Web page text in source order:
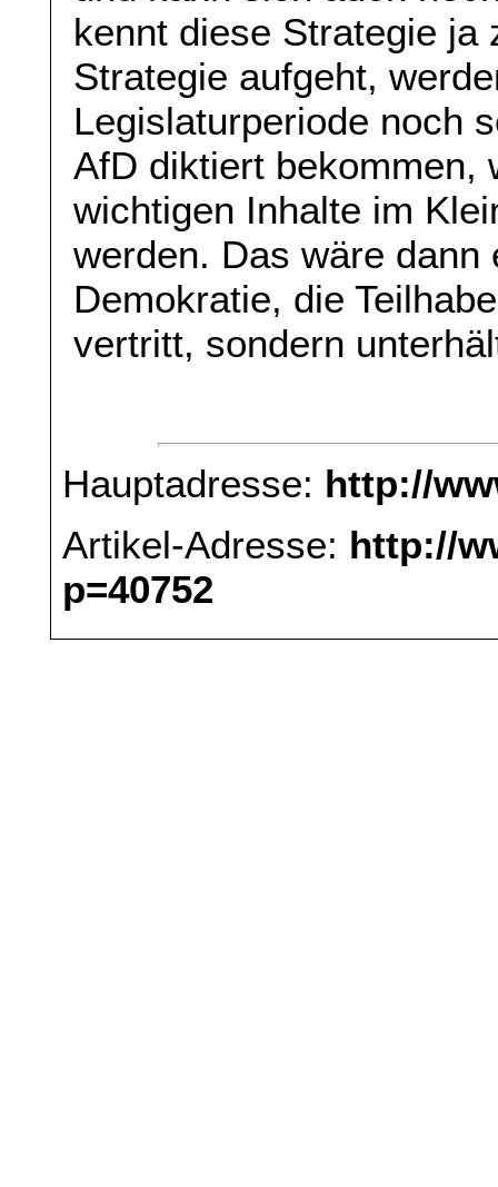
kennt diese Strategie ja
Strategie aufgeht,
Legislaturperiode noch
AfD diktiert bekommen,
wichtigen Inhalte im
werden. Das wäre
Demokratie, die
vertritt, sondern
Hauptadresse: http://
Artikel-Adresse: http://
p=40752